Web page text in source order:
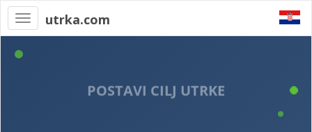
Toggle
navigation
utrka.com